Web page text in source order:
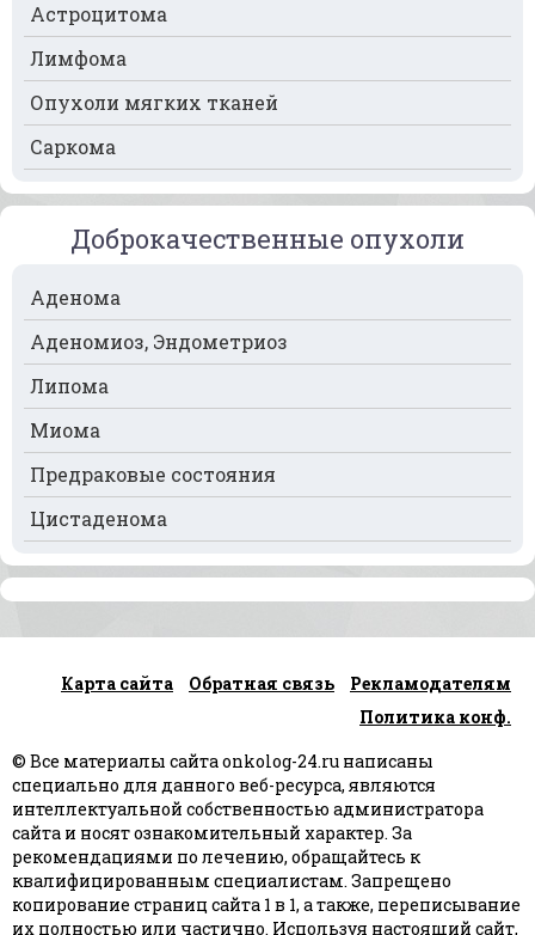
Рак лимфоузлов
Рак молочной железы
Рак мочевого пузыря
Рак носа
Рак печени
Рак пищевода
Рак поджелудочной железы
Рак предстательной железы
Рак почек
Рак селезёнки
Рак сердца
Рак спинного мозга
Рак шейки матки
Рак языка
Рак яичников
Плоскоклеточный рак
Астроцитома
Лимфома
Опухоли мягких тканей
Саркома
Доброкачественные опухоли
Аденома
Аденомиоз, Эндометриоз
Липома
Миома
Предраковые состояния
Цистаденома
Карта сайта Обратная связь
Рекламодателям
Политика конф.
© Все материалы сайта onkolog-24.ru написаны
специально для данного веб-ресурса, являются
интеллектуальной собственностью администратора
сайта и носят ознакомительный характер. За
рекомендациями по лечению, обращайтесь к
квалифицированным специалистам. Запрещено
копирование страниц сайта 1 в 1, а также, переписывание
их полностью или частично. Используя настоящий сайт,